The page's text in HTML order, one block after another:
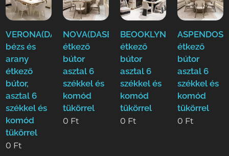
VERONA(DASE)
bézs és
arany
étkező
bútor,
asztal 6
székkel és
komód
tükörrel
0 Ft
NOVA(DASE)
étkező
bútor
asztal 6
székkel és
komód
tükörrel
0 Ft
BEOOKLYN(DASE)
étkező
bútor
asztal 6
székkel és
komód
tükörrel
0 Ft
étkező
bútor
asztal 6
székkel és
komód
tükörrel
0 Ft